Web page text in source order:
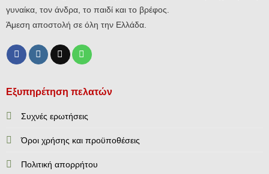
γυναίκα, τον άνδρα, το παιδί και το βρέφος.
Άμεση αποστολή σε όλη την Ελλάδα.
Εξυπηρέτηση πελατών
Συχνές ερωτήσεις
Όροι χρήσης και προϋποθέσεις
Πολιτική απορρήτου